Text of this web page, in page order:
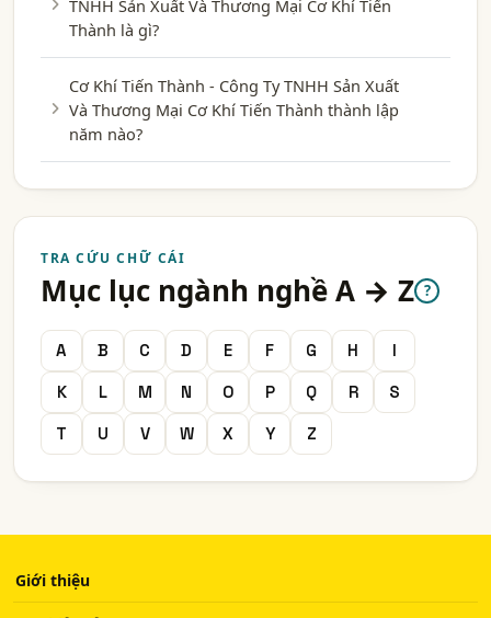
TNHH Sản Xuất Và Thương Mại Cơ Khí Tiến
Thành là gì?
Cơ Khí Tiến Thành - Công Ty TNHH Sản Xuất
Và Thương Mại Cơ Khí Tiến Thành thành lập
năm nào?
TRA CỨU CHỮ CÁI
Mục lục ngành nghề A → Z ?
A B C D E F G H
I
K
L M N O P Q R
S
T
U V W X Y Z
Giới thiệu